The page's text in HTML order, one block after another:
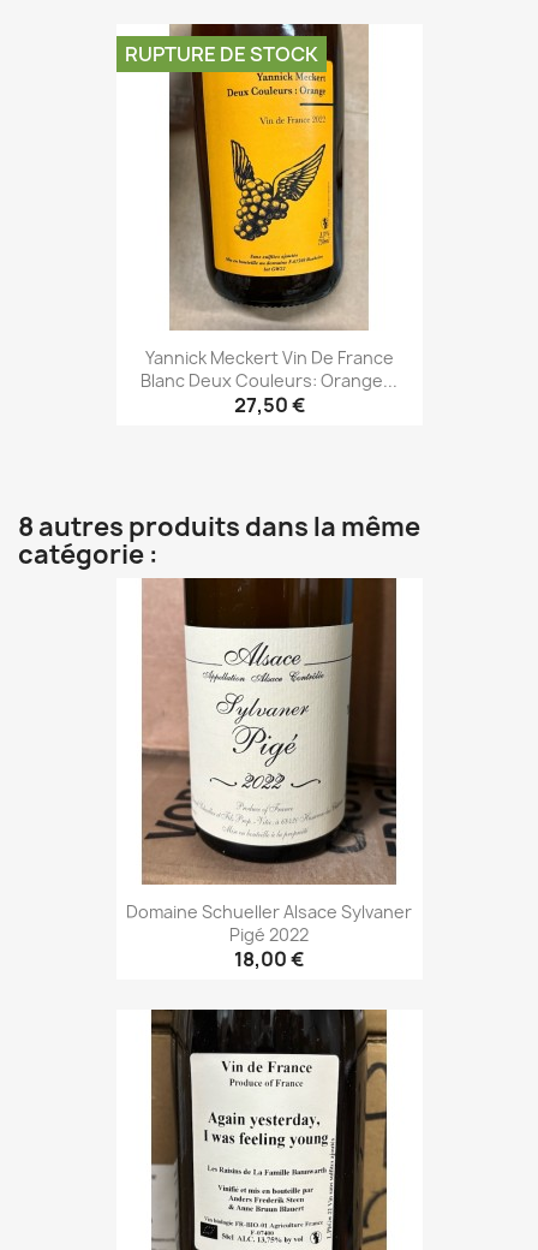
Yannick Meckert Vin De France
Blanc Deux Couleurs: Orange...
27,50 €
RUPTURE DE STOCK
8 autres produits dans la même
catégorie :
Domaine Schueller Alsace Sylvaner
Pigé 2022
18,00 €